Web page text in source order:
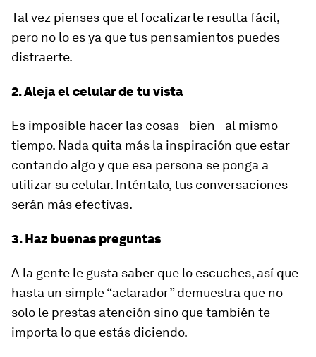
Tal vez pienses que el focalizarte resulta fácil,
pero no lo es ya que tus pensamientos puedes
distraerte.
2. Aleja el celular de tu vista
Es imposible hacer las cosas –bien– al mismo
tiempo. Nada quita más la inspiración que estar
contando algo y que esa persona se ponga a
utilizar su celular. Inténtalo, tus conversaciones
serán más efectivas.
3. Haz buenas preguntas
A la gente le gusta saber que lo escuches, así que
hasta un simple “aclarador” demuestra que no
solo le prestas atención sino que también te
importa lo que estás diciendo.